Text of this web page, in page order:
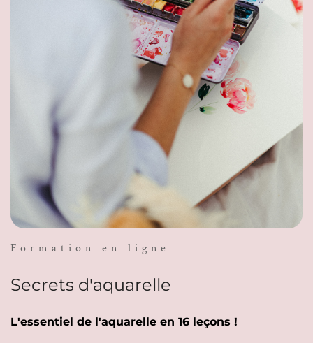
Formation en ligne
Secrets d'aquarelle
L'essentiel de l'aquarelle en 16 leçons !